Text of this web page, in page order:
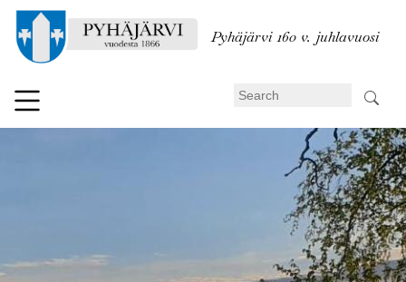
toPyhäjärvi 160 v. juhlavuosi
Search